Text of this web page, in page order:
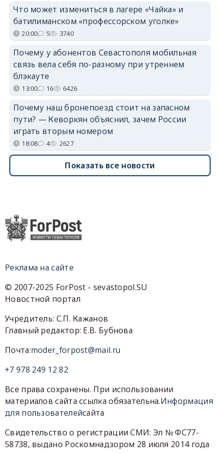
Что может измениться в лагере «Чайка» и
батилиманском «профессорском уголке»
20:00 5 3740
Почему у абонентов Севастополя мобильная
связь вела себя по-разному при утреннем
блэкауте
13:00 16 6426
Почему наш бронепоезд стоит на запасном
пути? — Кеворкян объяснил, зачем России
играть вторым номером
18:08 4 2627
Показать все новости
Реклама на сайте
© 2007-2025 ForPost - sevastopol.SU
Новостной портал
Учредитель: С.П. Кажанов
Главный редактор: Е.В. Бубнова
Почта:moder_forpost@mail.ru
+7 978 249 12 82
Все права сохранены. При использовании
материалов сайта ссылка обязательна.Информация
для пользователейсайта
Свидетельство о регистрации СМИ: Эл № ФС77-
58738, выдано Роскомнадзором 28 июля 2014 года